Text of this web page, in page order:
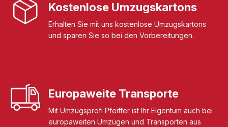
Kostenlose Umzugskartons
Erhalten Sie mit uns kostenlose Umzugskartons
und sparen Sie so bei den Vorbereitungen.
Europaweite Transporte
Mit Umzugsprofi Pfeiffer ist Ihr Eigentum auch bei
europaweiten Umzügen und Transporten aus